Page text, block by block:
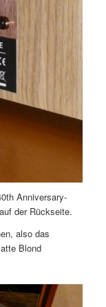
Anniversary-
der Rückseite.
also das
Blond